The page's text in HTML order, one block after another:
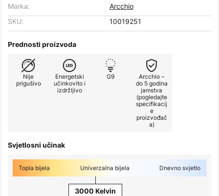
Marka:
Arcchio
SKU:
10019251
Prednosti proizvoda
Nije
prigušivo
Energetski
učinkovito i
izdržljivo
G9
Arcchio –
do 5 godina
jamstva
(pogledajte
specifikacij
e
proizvođač
a)
Svjetlosni učinak
Topla bijela Univerzalna bijela Dnevno svjetlo
3000 Kelvin